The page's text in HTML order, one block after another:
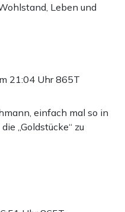
Leben und
21:04 Uhr865T
einfach mal so in
„Goldstücke“ zu